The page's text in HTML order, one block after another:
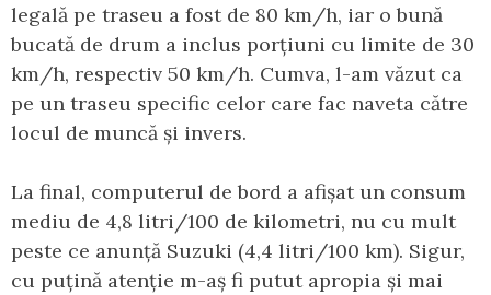
legală pe traseu a fost de 80 km/h, iar o bună
bucată de drum a inclus porțiuni cu limite de 30
km/h, respectiv 50 km/h. Cumva, l-am văzut ca
pe un traseu specific celor care fac naveta către
locul de muncă și invers.
La final, computerul de bord a afișat un consum
mediu de 4,8 litri/100 de kilometri, nu cu mult
peste ce anunță Suzuki (4,4 litri/100 km). Sigur,
cu puțină atenție m-aș fi putut apropia și mai